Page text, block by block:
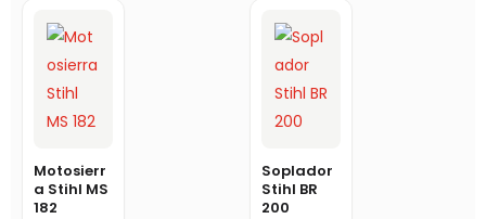
Motosierr
a Stihl MS
182
Soplador
Stihl BR
200